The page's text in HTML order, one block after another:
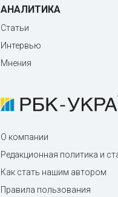
АНАЛИТИКА
Статьи
Интервью
Мнения
О компании
Редакционная политика и
Как стать нашим автором
Правила пользования